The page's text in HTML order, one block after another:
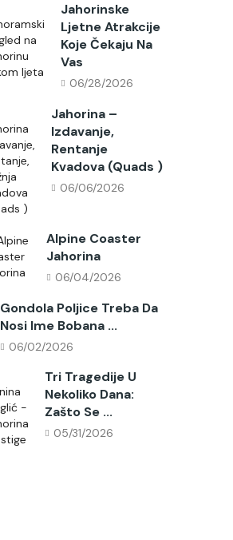
Jahorinske
Ljetne Atrakcije
Koje Čekaju Na
Vas
06/28/2026
Jahorina –
Izdavanje,
Rentanje
Kvadova (quads )
06/06/2026
Alpine Coaster
Jahorina
06/04/2026
Gondola Poljice Treba Da
Nosi Ime Bobana ...
06/02/2026
Tri Tragedije U
Nekoliko Dana:
Zašto Se ...
05/31/2026